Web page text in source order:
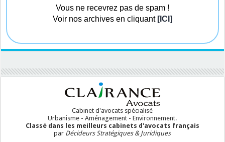
Vous ne recevrez pas de spam !
Voir nos archives en cliquant [ICI]
Cabinet d'avocats spécialisé
Urbanisme - Aménagement - Environnement.
Classé dans les meilleurs cabinets d'avocats français
par Décideurs Stratégiques & Juridiques